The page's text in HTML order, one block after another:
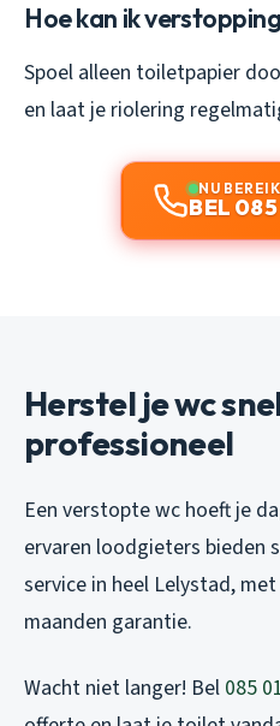
Hoe kan ik
Spoel alleen toiletpapier
en laat je riolering
NU
BEL
Herstel je wc
professioneel
Een verstopte wc hoeft je
ervaren loodgieters bieden
service in heel Lelystad,
maanden garantie.
Wacht niet langer! Bel 085